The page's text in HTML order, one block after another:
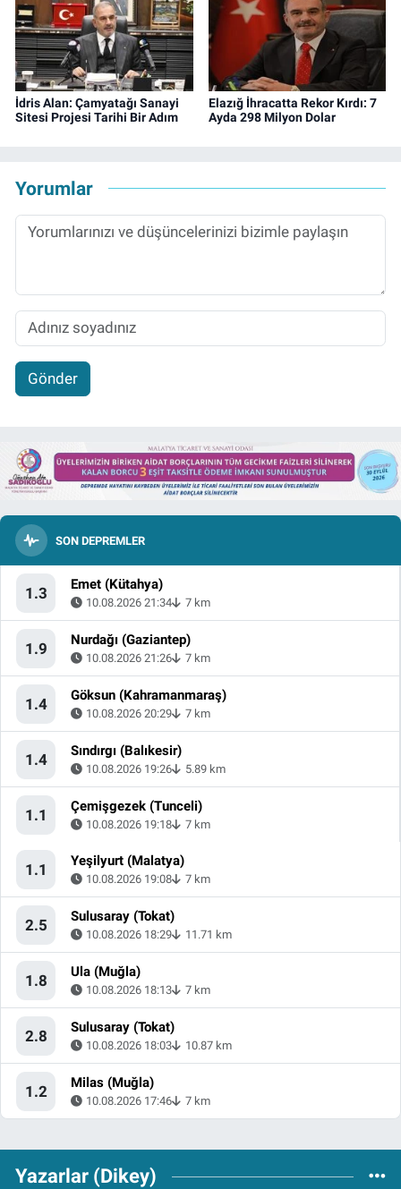
İdris Alan: Çamyatağı Sanayi
Sitesi Projesi Tarihi Bir Adım
Elazığ İhracatta Rekor Kırdı: 7
Ayda 298 Milyon Dolar
Yorumlar
Gönder
SON DEPREMLER
1.3 Emet (Kütahya)
10.08.2026 21:34 7 km
1.9 Nurdağı (Gaziantep)
10.08.2026 21:26 7 km
1.4 Göksun (Kahramanmaraş)
10.08.2026 20:29 7 km
1.4 Sındırgı (Balıkesir)
10.08.2026 19:26 5.89 km
1.1 Çemişgezek (Tunceli)
10.08.2026 19:18 7 km
1.1 Yeşilyurt (Malatya)
10.08.2026 19:08 7 km
2.5 Sulusaray (Tokat)
10.08.2026 18:29 11.71 km
1.8 Ula (Muğla)
10.08.2026 18:13 7 km
2.8 Sulusaray (Tokat)
10.08.2026 18:03 10.87 km
1.2 Milas (Muğla)
10.08.2026 17:46 7 km
Yazarlar (Dikey)